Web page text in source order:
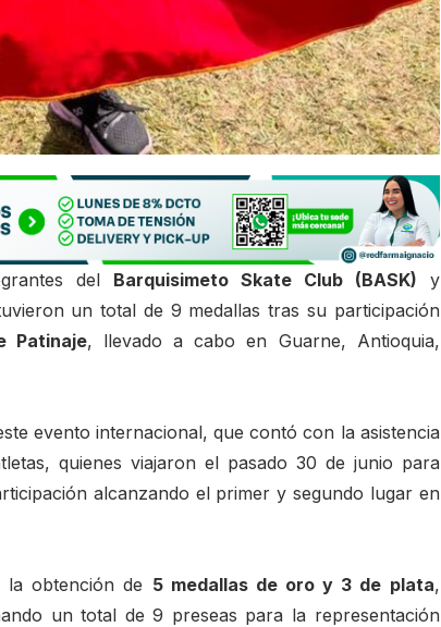
del Barquisimeto Skate Club (BASK) y
un total de 9 medallas tras su participación
Patinaje, llevado a cabo en Guarne, Antioquia,
evento internacional, que contó con la asistencia
quienes viajaron el pasado 30 de junio para
alcanzando el primer y segundo lugar en
la obtención de 5 medallas de oro y 3 de plata,
un total de 9 preseas para la representación